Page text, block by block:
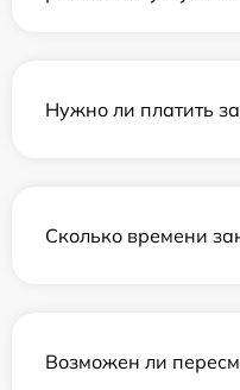
Нужно ли платить
Сколько времени
Возможен ли